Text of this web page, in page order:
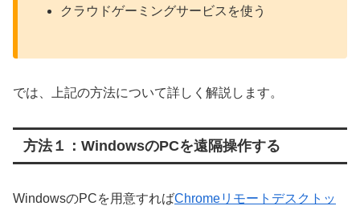
クラウドゲーミングサービスを使う
では、上記の方法について詳しく解説します。
方法１：WindowsのPCを遠隔操作する
WindowsのPCを用意すればChromeリモートデスクトッ